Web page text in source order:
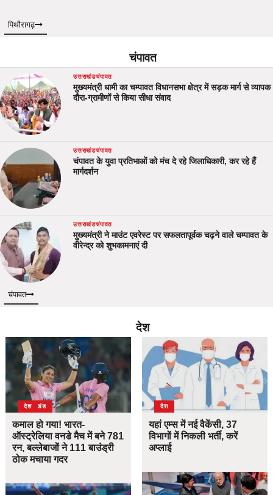
पिथौरागढ़
चंपावत
उत्तराखंडचंपावत
मुख्यमंत्री धामी का चम्पावत विधानसभा क्षेत्र में सड़क मार्ग से व्यापक
दौरा-ग्रामीणों से किया सीधा संवाद
उत्तराखंडचंपावत
चंपावत के युवा प्रतिभाओं को मंच दे रहे जिलाधिकारी, कर रहे हैं
मार्गदर्शन
उत्तराखंडचंपावत
मुख्यमंत्री ने माउंट एवरेस्ट पर सफलतापूर्वक चढ़ने वाले चम्पावत के
वीरेन्द्र को शुभकामनाएं दी
चंपावत
देश
उत्तराखंड
देश
कमाल हो गया! भारत-
ऑस्ट्रेलिया वनडे मैच में बने 781
रन, बल्लेबाजों ने 111 बाउंड्री
ठोक मचाया गदर
देश
यहां एम्स में नई वैकेंसी, 37
विभागों में निकली भर्ती, करें
अप्लाई